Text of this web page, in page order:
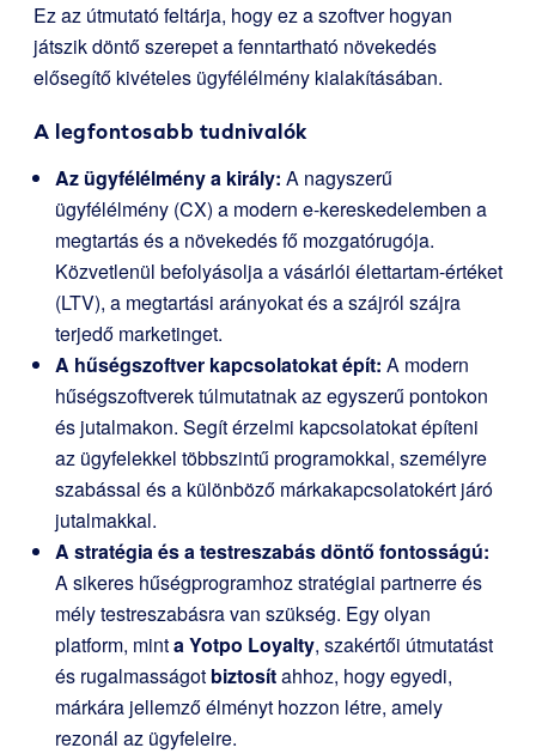
Ez az útmutató feltárja, hogy ez a szoftver hogyan
játszik döntő szerepet a fenntartható növekedés
elősegítő kivételes ügyfélélmény kialakításában.
A legfontosabb tudnivalók
Az ügyfélélmény a király: A nagyszerű
ügyfélélmény (CX) a modern e-kereskedelemben a
megtartás és a növekedés fő mozgatórugója.
Közvetlenül befolyásolja a vásárlói élettartam-értéket
(LTV), a megtartási arányokat és a szájról szájra
terjedő marketinget.
A hűségszoftver kapcsolatokat épít: A modern
hűségszoftverek túlmutatnak az egyszerű pontokon
és jutalmakon. Segít érzelmi kapcsolatokat építeni
az ügyfelekkel többszintű programokkal, személyre
szabással és a különböző márkakapcsolatokért járó
jutalmakkal.
A stratégia és a testreszabás döntő fontosságú:
A sikeres hűségprogramhoz stratégiai partnerre és
mély testreszabásra van szükség. Egy olyan
platform, minta Yotpo Loyalty, szakértői útmutatást
és rugalmasságot biztosítahhoz, hogy egyedi,
márkára jellemző élményt hozzon létre, amely
rezonál az ügyfeleire.